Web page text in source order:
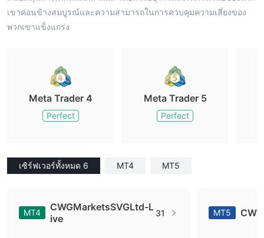
เขาค่อนข้างสมบูรณ์และความสามารถในการควบคุมความเสี่ยงของ
พวกเขาแข็งแกร่ง
Meta Trader 4
Perfect
Meta Trader 5
Perfect
เซิร์ฟเวอร์ทั้งหมด 6 MT4 MT5
MT4
CWGMarketsSVGLtd-L
ive
31 MT5